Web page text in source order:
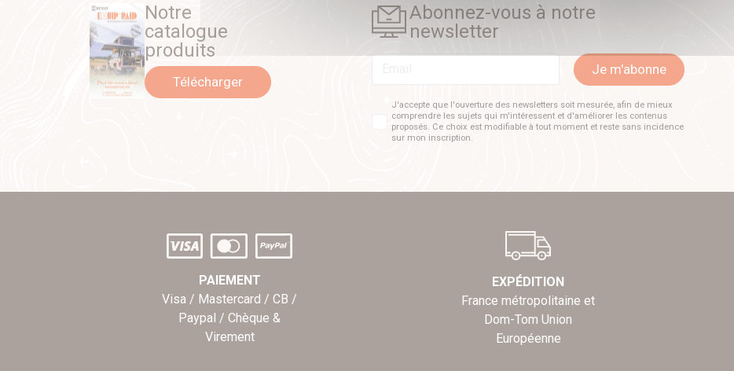
Notre
catalogue
produits
Télécharger
Abonnez-vous à notre
newsletter
Je m'abonne
J'accepte que l'ouverture des newsletters soit mesurée, afin de mieux
comprendre les sujets qui m'intéressent et d'améliorer les contenus
proposés. Ce choix est modifiable à tout moment et reste sans incidence
sur mon inscription.
PAIEMENT
Visa / Mastercard / CB /
Paypal / Chèque &
Virement
EXPÉDITION
France métropolitaine et
Dom-Tom Union
Européenne